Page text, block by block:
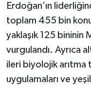
Erdoğan’ın
toplam 455 bin
yaklaşık 125 bininin
vurgulandı. Ayrıca
ileri biyolojik arıtma
uygulamaları ve